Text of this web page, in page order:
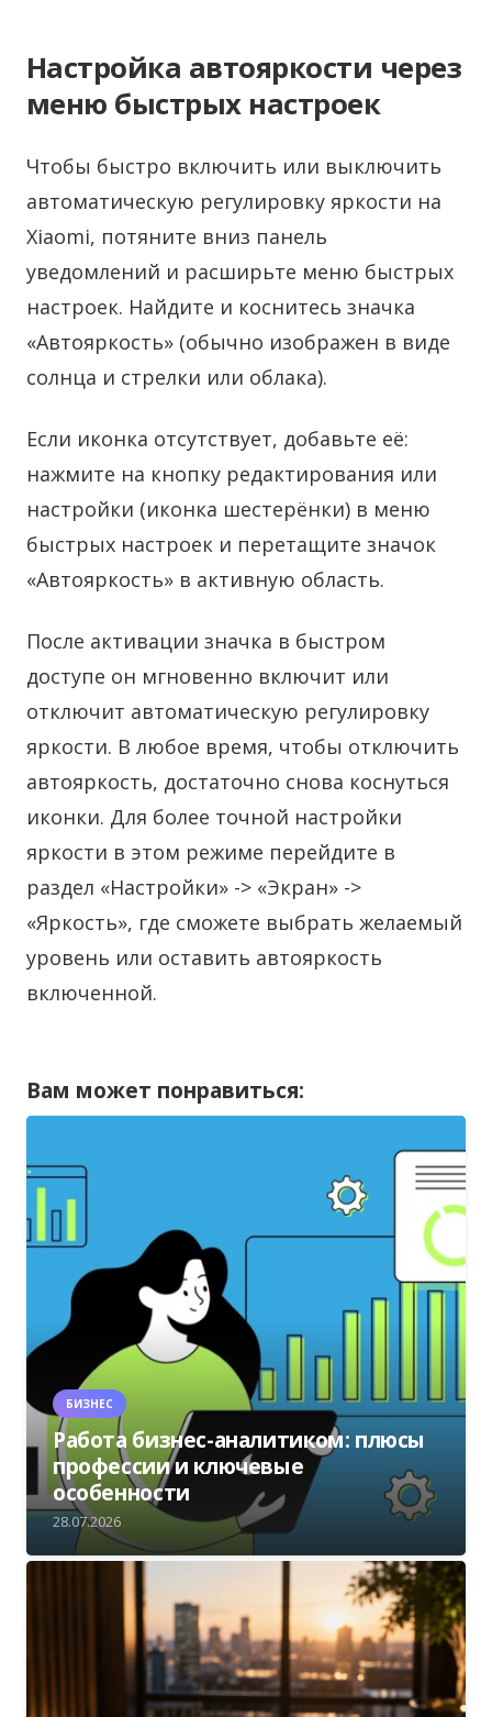
Настройка автояркости через
меню быстрых настроек
Чтобы быстро включить или выключить
автоматическую регулировку яркости на
Xiaomi, потяните вниз панель
уведомлений и расширьте меню быстрых
настроек. Найдите и коснитесь значка
«Автояркость» (обычно изображен в виде
солнца и стрелки или облака).
Если иконка отсутствует, добавьте её:
нажмите на кнопку редактирования или
настройки (иконка шестерёнки) в меню
быстрых настроек и перетащите значок
«Автояркость» в активную область.
После активации значка в быстром
доступе он мгновенно включит или
отключит автоматическую регулировку
яркости. В любое время, чтобы отключить
автояркость, достаточно снова коснуться
иконки. Для более точной настройки
яркости в этом режиме перейдите в
раздел «Настройки» -> «Экран» ->
«Яркость», где сможете выбрать желаемый
уровень или оставить автояркость
включенной.
Вам может понравиться:
БИЗНЕС
Работа бизнес-аналитиком: плюсы
профессии и ключевые
особенности
28.07.2026